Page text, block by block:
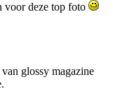
voor deze top foto
glossy magazine